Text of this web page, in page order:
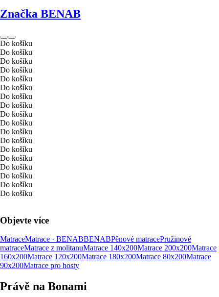
Značka BENAB
Do košíku
Do košíku
Do košíku
Do košíku
Do košíku
Do košíku
Do košíku
Do košíku
Do košíku
Do košíku
Do košíku
Do košíku
Do košíku
Do košíku
Do košíku
Do košíku
Do košíku
Do košíku
Objevte více
MatraceMatrace · BENABBENABPěnové matracePružinové
matraceMatrace z molitanuMatrace 140x200Matrace 200x200Matrace
160x200Matrace 120x200Matrace 180x200Matrace 80x200Matrace
90x200Matrace pro hosty
Právě na Bonami